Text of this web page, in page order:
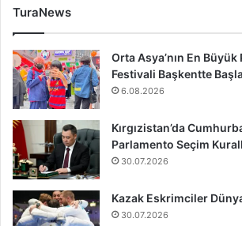
TuraNews
Orta Asya’nın En
Festivali Başkentte
6.08.2026
Kırgızistan’da
Parlamento Seçim
30.07.2026
Kazak Eskrimciler
30.07.2026